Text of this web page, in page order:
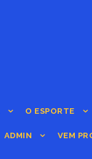
O ESPORTE
ADMIN VEM